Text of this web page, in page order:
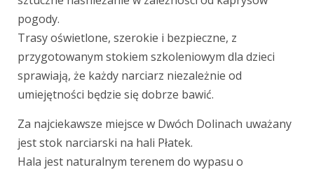
pogody.
Trasy oświetlone, szerokie i bezpieczne, z
przygotowanym stokiem szkoleniowym dla dzieci
sprawiają, że każdy narciarz niezależnie od
umiejętności będzie się dobrze bawić.
Za najciekawsze miejsce w Dwóch Dolinach uważany
jest stok narciarski na hali Płatek.
Hala jest naturalnym terenem do wypasu o